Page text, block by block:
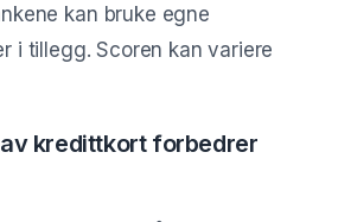
kan bruke egne
i tillegg. Scoren kan variere
kredittkort forbedrer